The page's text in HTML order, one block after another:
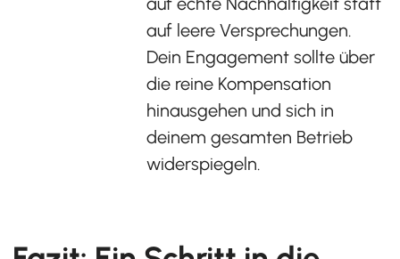
auf leere Versprechungen.
Dein Engagement sollte über
die reine Kompensation
hinausgehen und sich in
deinem gesamten Betrieb
widerspiegeln.